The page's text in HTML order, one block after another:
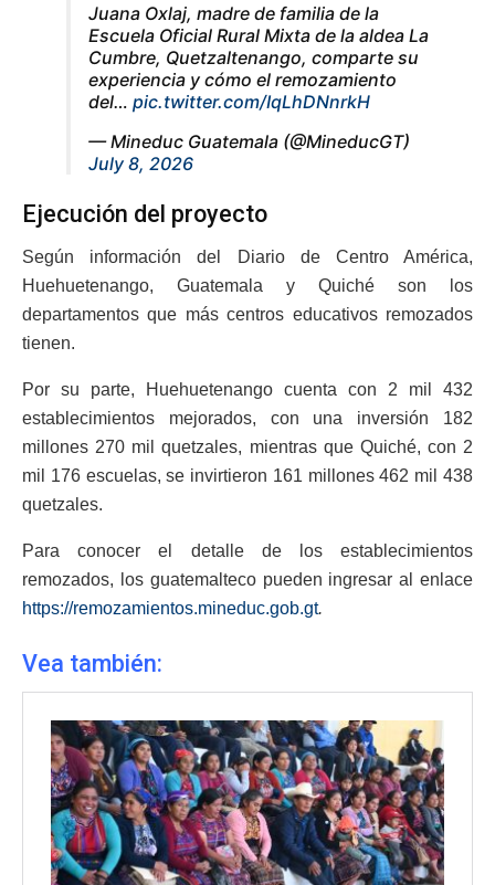
Juana Oxlaj, madre de familia de la
Escuela Oficial Rural Mixta de la aldea La
Cumbre, Quetzaltenango, comparte su
experiencia y cómo el remozamiento
del… pic.twitter.com/IqLhDNnrkH
— Mineduc Guatemala (@MineducGT)
July 8, 2026
Ejecución del proyecto
Según información del Diario de Centro América,
Huehuetenango, Guatemala y Quiché son los
departamentos que más centros educativos remozados
tienen.
Por su parte, Huehuetenango cuenta con 2 mil 432
establecimientos mejorados, con una inversión 182
millones 270 mil quetzales, mientras que Quiché, con 2
mil 176 escuelas, se invirtieron 161 millones 462 mil 438
quetzales.
Para conocer el detalle de los establecimientos
remozados, los guatemalteco pueden ingresar al enlace
https://remozamientos.mineduc.gob.gt.
Vea también: